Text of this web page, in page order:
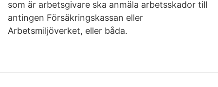
som är arbetsgivare ska anmäla arbetsskador till
antingen Försäkringskassan eller
Arbetsmiljöverket, eller båda.